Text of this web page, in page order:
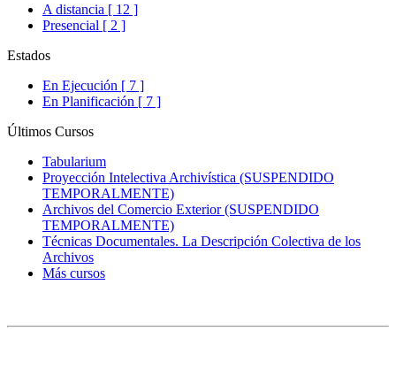
A distancia [ 12 ]
Presencial [ 2 ]
Estados
En Ejecución [ 7 ]
En Planificación [ 7 ]
Últimos Cursos
Tabularium
Proyección Intelectiva Archivística (SUSPENDIDO
TEMPORALMENTE)
Archivos del Comercio Exterior (SUSPENDIDO
TEMPORALMENTE)
Técnicas Documentales. La Descripción Colectiva de los
Archivos
Más cursos